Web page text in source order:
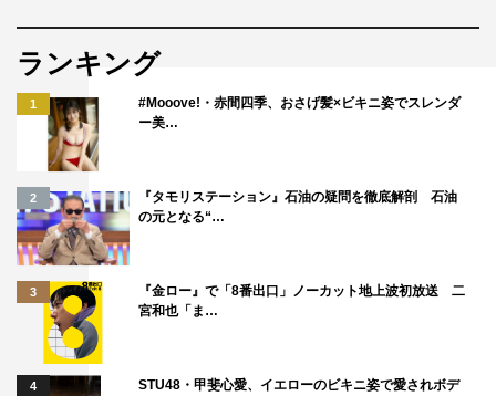
ランキング
1
#Mooove!・赤間四季、おさげ髪×ビキニ姿でスレンダ
ー美…
2
『タモリステーション』石油の疑問を徹底解剖 石油
の元となる“…
3
『金ロー』で「8番出口」ノーカット地上波初放送 二
宮和也「ま…
4
STU48・甲斐心愛、イエローのビキニ姿で愛されボデ